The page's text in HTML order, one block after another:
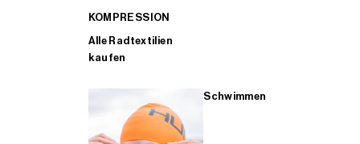
KOMPRESSION
Alle Radtextilien
kaufen
Schwimmen